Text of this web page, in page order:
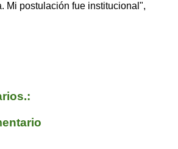
Mi postulación fue institucional",